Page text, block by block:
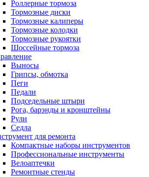
Роллерные тормоза
Тормозные диски
Тормозные калиперы
Тормозные колодки
Тормозные рукоятки
Шоссейные тормоза
Выносы
Грипсы, обмотка
Пеги
Педали
Подседельные штыри
Рога, барэнды и кронштейны
Рули
Седла
для ремонта
Компактные наборы инструментов
Профессиональные инструменты
Велоаптечки
Ремонтные стенды